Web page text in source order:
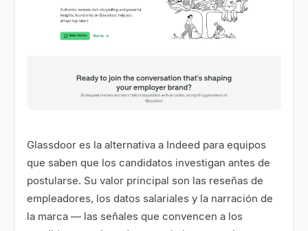
Glassdoor es la alternativa a Indeed para equipos
que saben que los candidatos investigan antes de
postularse. Su valor principal son las reseñas de
empleadores, los datos salariales y la narración de
la marca — las señales que convencen a los